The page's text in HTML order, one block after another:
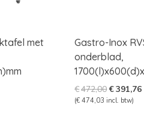
met
Gastro-Inox
onderblad,
€472,00
prijs
€391,76
(€ 474,03 incl. btw)